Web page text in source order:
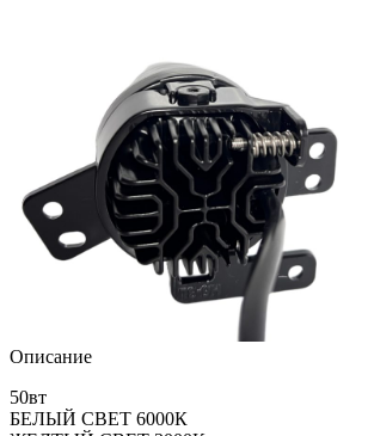
Описание
50вт
БЕЛЫЙ СВЕТ 6000К